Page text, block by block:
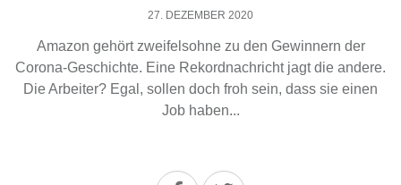
27. DEZEMBER 2020
Amazon gehört zweifelsohne zu den Gewinnern der
Corona-Geschichte. Eine Rekordnachricht jagt die andere.
Die Arbeiter? Egal, sollen doch froh sein, dass sie einen
Job haben...